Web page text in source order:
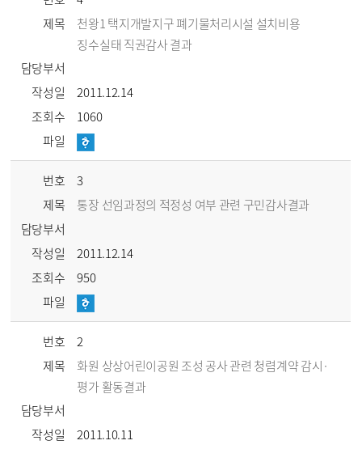
제목
천왕1 택지개발지구 폐기물처리시설 설치비용
징수실태 직권감사 결과
담당부서
작성일
2011.12.14
조회수
1060
파일
번호
3
제목
통장 선임과정의 적정성 여부 관련 구민감사결과
담당부서
작성일
2011.12.14
조회수
950
파일
번호
2
제목
화원 상상어린이공원 조성 공사 관련 청렴계약 감시·
평가 활동결과
담당부서
작성일
2011.10.11